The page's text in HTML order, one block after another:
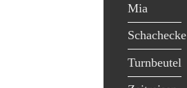
Mia
Schachecke
Turnbeutel